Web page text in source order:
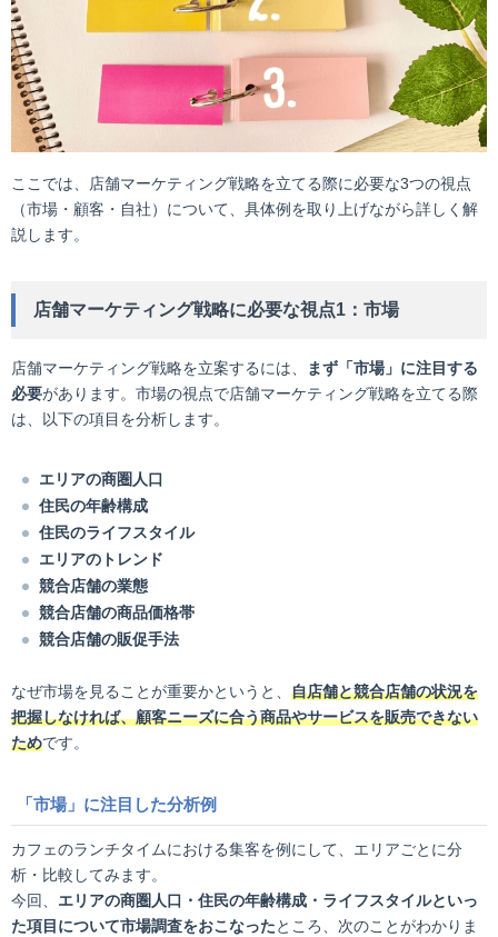
ここでは、店舗マーケティング戦略を立てる際に必要な3つの視点
（市場・顧客・自社）について、具体例を取り上げながら詳しく解
説します。
店舗マーケティング戦略に必要な視点1：市場
店舗マーケティング戦略を立案するには、
まず「市場」に注目する
必要があります。市場の視点で店舗マーケティング戦略を立てる際
は、以下の項目を分析します。
エリアの商圏人口
住民の年齢構成
住民のライフスタイル
エリアのトレンド
競合店舗の業態
競合店舗の商品価格帯
競合店舗の販促手法
なぜ市場を見ることが重要かというと、 自店舗と競合店舗の状況を
把握しなければ、顧客ニーズに合う商品やサービスを販売できない
ためです。
「市場」に注目した分析例
カフェのランチタイムにおける集客を例にして、エリアごとに分
析・比較してみます。
今回、 エリアの商圏人口・住民の年齢構成・ライフスタイルといっ
た項目について市場調査をおこなったところ、次のことがわかりま